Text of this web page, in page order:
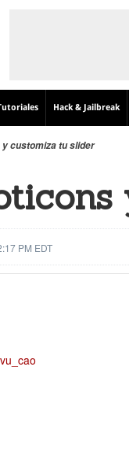
Hack & Jailbreak
customiza tu slider
PM EDT